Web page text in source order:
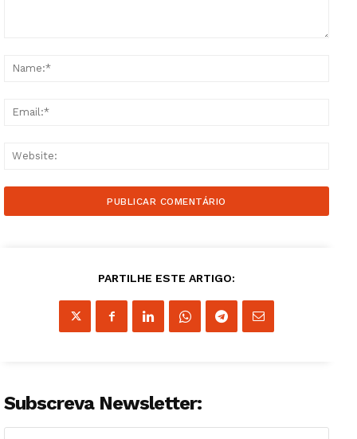
PARTILHE ESTE ARTIGO:
Subscreva Newsletter: